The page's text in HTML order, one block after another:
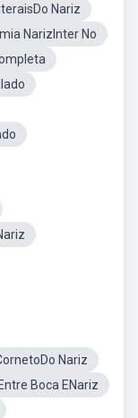
Nariz
NarizInter No
Nariz
Boca ENariz